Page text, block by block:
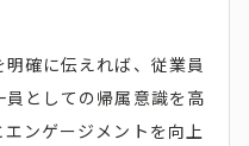
確に伝えれば、従業員
としての帰属意識を高
ンゲージメントを向上